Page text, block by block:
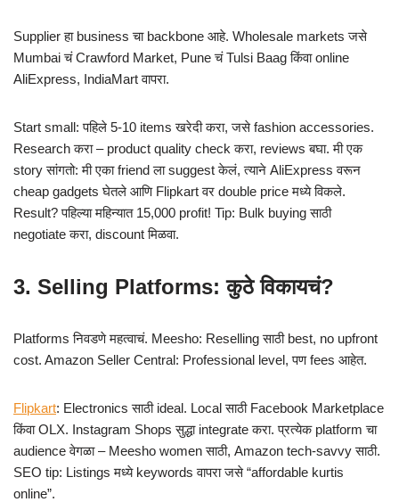
Supplier हा business चा backbone आहे. Wholesale markets जसे
Mumbai चं Crawford Market, Pune चं Tulsi Baag किंवा online
AliExpress, IndiaMart वापरा.
Start small: पहिले 5-10 items खरेदी करा, जसे fashion accessories.
Research करा – product quality check करा, reviews बघा. मी एक
story सांगतो: मी एका friend ला suggest केलं, त्याने AliExpress वरून
cheap gadgets घेतले आणि Flipkart वर double price मध्ये विकले.
Result? पहिल्या महिन्यात 15,000 profit! Tip: Bulk buying साठी
negotiate करा, discount मिळवा.
3. Selling Platforms: कुठे विकायचं?
Platforms निवडणे महत्वाचं. Meesho: Reselling साठी best, no upfront
cost. Amazon Seller Central: Professional level, पण fees आहेत.
Flipkart: Electronics साठी ideal. Local साठी Facebook Marketplace
किंवा OLX. Instagram Shops सुद्धा integrate करा. प्रत्येक platform चा
audience वेगळा – Meesho women साठी, Amazon tech-savvy साठी.
SEO tip: Listings मध्ये keywords वापरा जसे “affordable kurtis
online”.